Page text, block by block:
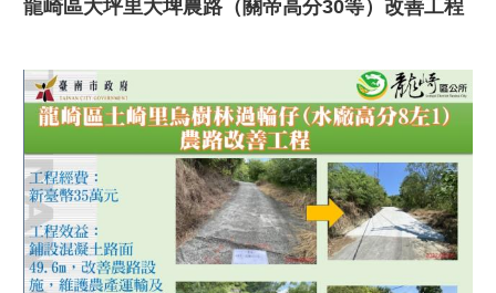
龍崎區大坪里大埤農路（關帝高分30等）改善工程